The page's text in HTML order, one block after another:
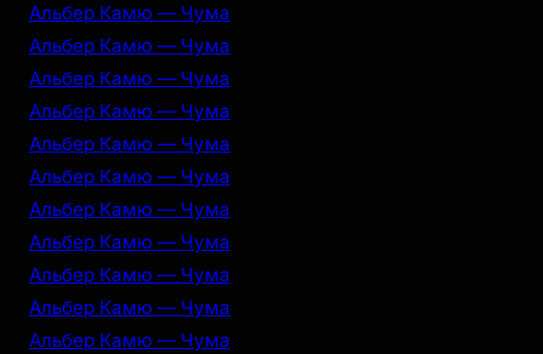
Альбер Камю — Чума
Альбер Камю — Чума
Альбер Камю — Чума
Альбер Камю — Чума
Альбер Камю — Чума
Альбер Камю — Чума
Альбер Камю — Чума
Альбер Камю — Чума
Альбер Камю — Чума
Альбер Камю — Чума
Альбер Камю — Чума